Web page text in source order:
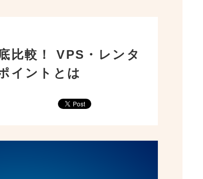
ベアメタルクラウドで実現できること
比較！ VPS・レンタ
イントとは